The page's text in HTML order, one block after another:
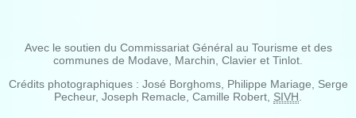
Avec le soutien du Commissariat Général au Tourisme et des
communes de Modave, Marchin, Clavier et Tinlot.
Crédits photographiques : José Borghoms, Philippe Mariage, Serge
Pecheur, Joseph Remacle, Camille Robert, SIVH